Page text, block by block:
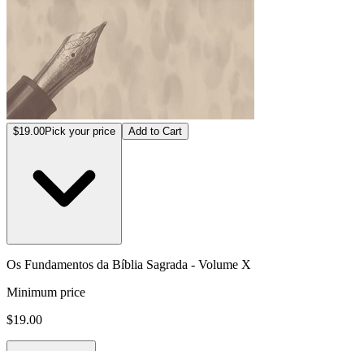
$19.00Pick your price Add to Cart
Os Fundamentos da Bíblia Sagrada - Volume X
Minimum price
$19.00